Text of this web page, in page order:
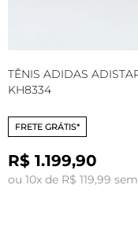
TÊNIS ADIDAS
KH8334
FRETE GRÁTIS*
R$ 1.199,90
ou 10x de R$ 119,99